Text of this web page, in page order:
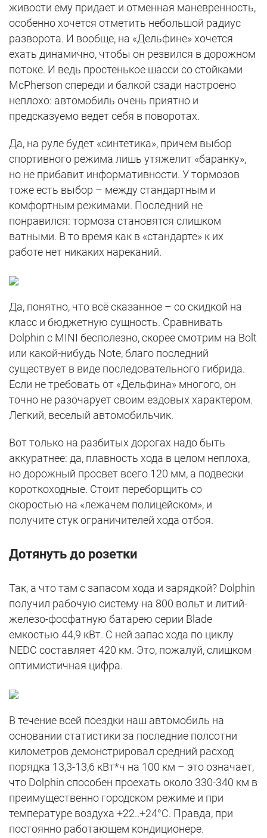
живости ему придает и отменная маневренность,
особенно хочется отметить небольшой радиус
разворота. И вообще, на «Дельфине» хочется
ехать динамично, чтобы он резвился в дорожном
потоке. И ведь простенькое шасси со стойками
McPherson спереди и балкой сзади настроено
неплохо: автомобиль очень приятно и
предсказуемо ведет себя в поворотах.
Да, на руле будет «синтетика», причем выбор
спортивного режима лишь утяжелит «баранку»,
но не прибавит информативности. У тормозов
тоже есть выбор – между стандартным и
комфортным режимами. Последний не
понравился: тормоза становятся слишком
ватными. В то время как в «стандарте» к их
работе нет никаких нареканий.
Да, понятно, что всё сказанное – со скидкой на
класс и бюджетную сущность. Сравнивать
Dolphin с MINI бесполезно, скорее смотрим на Bolt
или какой-нибудь Note, благо последний
существует в виде последовательного гибрида.
Если не требовать от «Дельфина» многого, он
точно не разочарует своим ездовых характером.
Легкий, веселый автомобильчик.
Вот только на разбитых дорогах надо быть
аккуратнее: да, плавность хода в целом неплоха,
но дорожный просвет всего 120 мм, а подвески
короткоходные. Стоит переборщить со
скоростью на «лежачем полицейском», и
получите стук ограничителей хода отбоя.
Дотянуть до розетки
Так, а что там с запасом хода и зарядкой? Dolphin
получил рабочую систему на 800 вольт и литий-
железо-фосфатную батарею серии Blade
емкостью 44,9 кВт. С ней запас хода по циклу
NEDC составляет 420 км. Это, пожалуй, слишком
оптимистичная цифра.
В течение всей поездки наш автомобиль на
основании статистики за последние полсотни
километров демонстрировал средний расход
порядка 13,3-13,6 кВт*ч на 100 км – это означает,
что Dolphin способен проехать около 330-340 км в
преимущественно городском режиме и при
температуре воздуха +22..+24°С. Правда, при
постоянно работающем кондиционере.